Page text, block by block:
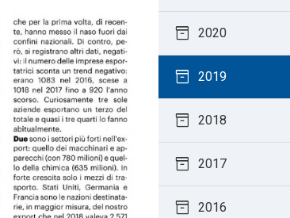
inventory_2 2020
inventory_2 2019
inventory_2 2018
inventory_2 2017
inventory_2 2016